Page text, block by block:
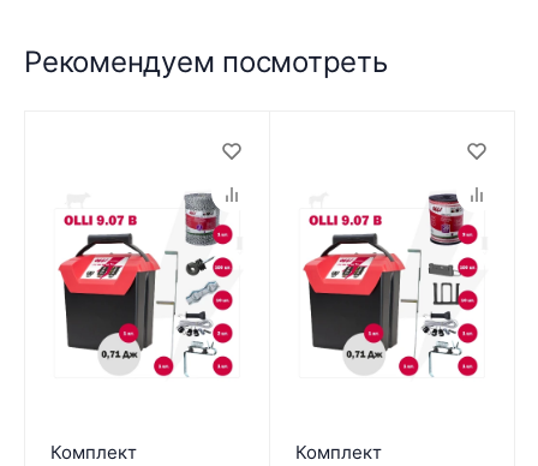
Рекомендуем посмотреть
Комплект
Комплект